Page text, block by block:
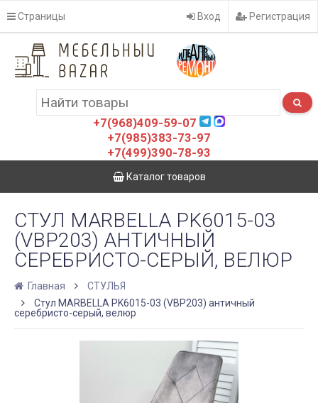
Страницы Вход Регистрация
+7(968)409-59-07
+7(985)383-73-97
+7(499)390-78-93
Каталог товаров
СТУЛ MARBELLA PK6015-03
(VBP203) АНТИЧНЫЙ
СЕРЕБРИСТО-СЕРЫЙ, ВЕЛЮР
Главная
СТУЛЬЯ
Стул MARBELLA PK6015-03 (VBP203) античный
серебристо-серый, велюр